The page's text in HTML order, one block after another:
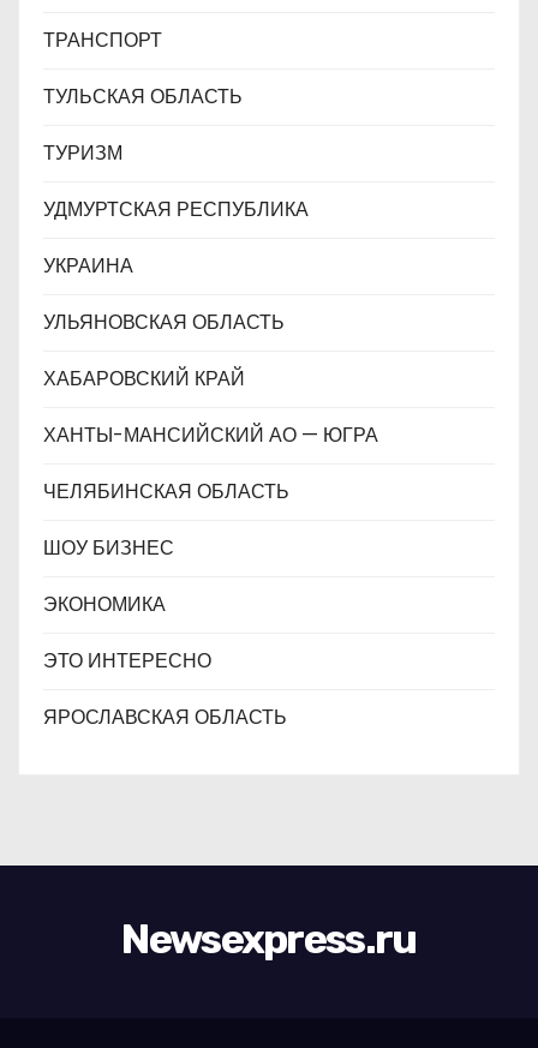
ТРАНСПОРТ
ТУЛЬСКАЯ ОБЛАСТЬ
ТУРИЗМ
УДМУРТСКАЯ РЕСПУБЛИКА
УКРАИНА
УЛЬЯНОВСКАЯ ОБЛАСТЬ
ХАБАРОВСКИЙ КРАЙ
ХАНТЫ-МАНСИЙСКИЙ АО — ЮГРА
ЧЕЛЯБИНСКАЯ ОБЛАСТЬ
ШОУ БИЗНЕС
ЭКОНОМИКА
ЭТО ИНТЕРЕСНО
ЯРОСЛАВСКАЯ ОБЛАСТЬ
Newsexpress.ru